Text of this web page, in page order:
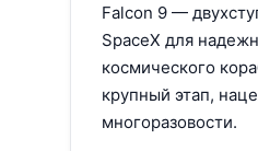
Falcon 9 —
SpaceX для
космического
крупный этап,
многоразовости.